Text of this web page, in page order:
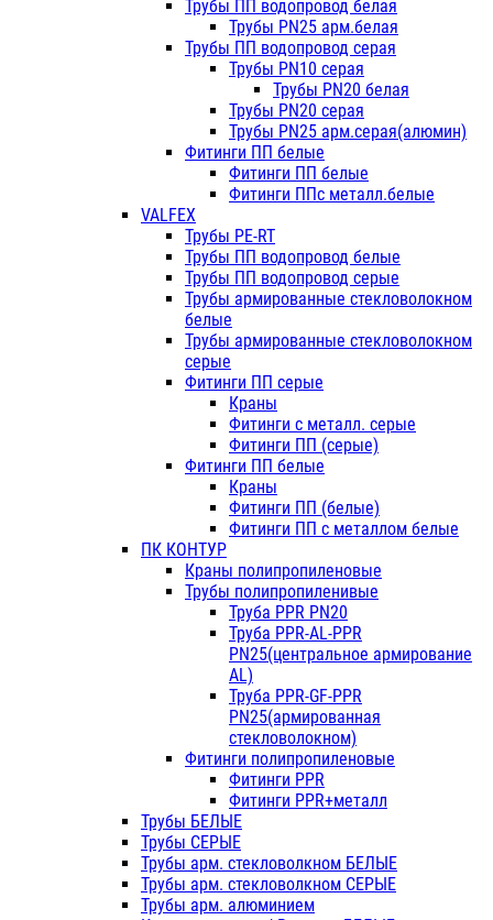
Трубы ПП водопровод белая
Трубы PN25 арм.белая
Трубы ПП водопровод серая
Трубы PN10 серая
Трубы PN20 белая
Трубы PN20 серая
Трубы PN25 арм.серая(алюмин)
Фитинги ПП белые
Фитинги ПП белые
Фитинги ППс металл.белые
VALFEX
Трубы PE-RT
Трубы ПП водопровод белые
Трубы ПП водопровод серые
Трубы армированные стекловолокном
белые
Трубы армированные стекловолокном
серые
Фитинги ПП серые
Краны
Фитинги с металл. серые
Фитинги ПП (серые)
Фитинги ПП белые
Краны
Фитинги ПП (белые)
Фитинги ПП с металлом белые
ПК КОНТУР
Краны полипропиленовые
Трубы полипропиленивые
Труба PPR PN20
Труба PPR-AL-PPR
PN25(центральное армирование
AL)
Труба PPR-GF-PPR
PN25(армированная
стекловолокном)
Фитинги полипропиленовые
Фитинги PPR
Фитинги PPR+металл
Трубы БЕЛЫЕ
Трубы СЕРЫЕ
Трубы арм. стекловолкном БЕЛЫЕ
Трубы арм. стекловолкном СЕРЫЕ
Трубы арм. алюминием